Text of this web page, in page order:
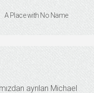
A Place with No Name
ayrılan Michael